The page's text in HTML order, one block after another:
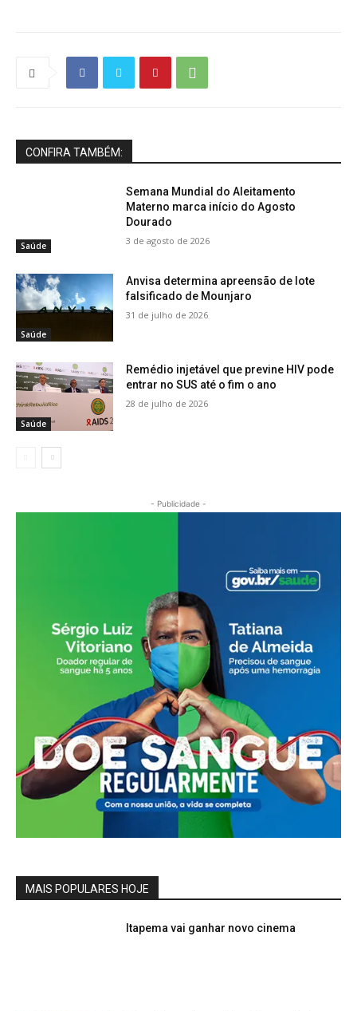
CONFIRA TAMBÉM:
Saúde
Semana Mundial do Aleitamento
Materno marca início do Agosto
Dourado
3 de agosto de 2026
Saúde
Anvisa determina apreensão de lote
falsificado de Mounjaro
31 de julho de 2026
Saúde
Remédio injetável que previne HIV pode
entrar no SUS até o fim o ano
28 de julho de 2026
- Publicidade -
MAIS POPULARES HOJE
Itapema vai ganhar novo cinema